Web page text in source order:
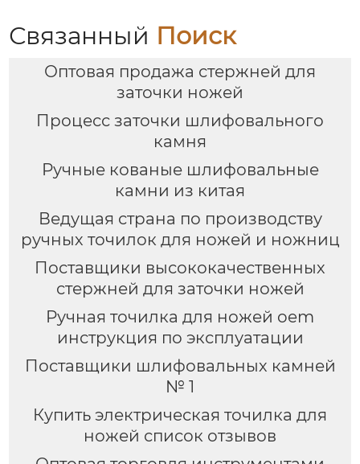
Связанный Поиск
Оптовая продажа стержней для
заточки ножей
Процесс заточки шлифовального
камня
Ручные кованые шлифовальные
камни из китая
Ведущая страна по производству
ручных точилок для ножей и ножниц
Поставщики высококачественных
стержней для заточки ножей
Ручная точилка для ножей oem
инструкция по эксплуатации
Поставщики шлифовальных камней
№ 1
Купить электрическая точилка для
ножей список отзывов